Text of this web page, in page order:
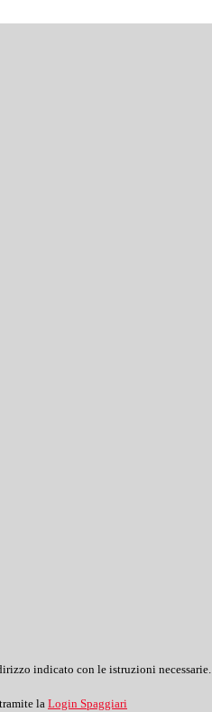
indicato con le istruzioni necessarie.
la Login Spaggiari